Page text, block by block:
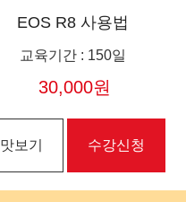
EOS R8 사용법
교육기간: 150일
30,000원
맛보기 수강신청